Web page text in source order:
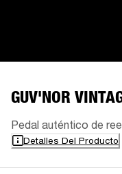
GUV'NOR
Pedal auténtico de
Detalles Del Producto